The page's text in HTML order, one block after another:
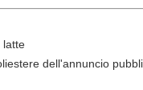
latte
dell'annuncio